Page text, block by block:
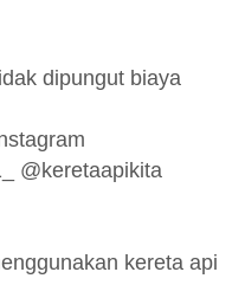
dipungut biaya
@keretaapikita
kereta api